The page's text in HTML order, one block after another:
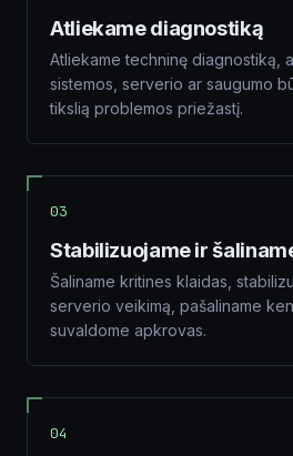
Atliekame diagnostiką
Atliekame techninę diagnostiką,
sistemos, serverio ar saugumo
tikslią problemos priežastį.
03
Stabilizuojame ir
Šaliname kritines klaidas,
serverio veikimą, pašaliname
suvaldome apkrovas.
04